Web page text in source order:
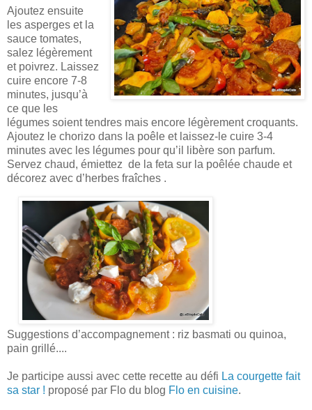
Ajoutez ensuite
les asperges et la
sauce tomates,
salez légèrement
et poivrez. Laissez
cuire encore 7-8
minutes, jusqu’à
ce que les
légumes soient tendres mais encore légèrement croquants.
Ajoutez le chorizo dans la poêle et laissez-le cuire 3-4
minutes avec les légumes pour qu’il libère son parfum.
Servez chaud, émiettez de la feta sur la poêlée chaude et
décorez avec d’herbes fraîches .
Suggestions d’accompagnement : riz basmati ou quinoa,
pain grillé....
Je participe aussi avec cette recette au défi La courgette fait
sa star ! proposé par Flo du blog Flo en cuisine.